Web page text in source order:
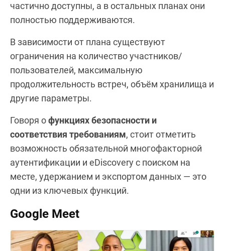
частично доступны, а в остальных планах они
полностью поддерживаются.
В зависимости от плана существуют
ограничения на количество участников/
пользователей, максимальную
продолжительность встреч, объём хранилища и
другие параметры.
Говоря офункциях безопасности и
соответствия требованиям, стоит отметить
возможность обязательной многофакторной
аутентификации и eDiscovery с поиском на
месте, удержанием и экспортом данных — это
одни из ключевых функций.
Google Meet